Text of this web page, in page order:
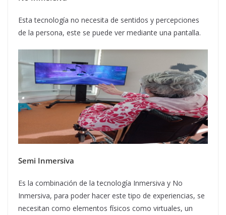
Esta tecnología no necesita de sentidos y percepciones
de la persona, este se puede ver mediante una pantalla.
Semi Inmersiva
Es la combinación de la tecnología Inmersiva y No
Inmersiva, para poder hacer este tipo de experiencias, se
necesitan como elementos físicos como virtuales, un